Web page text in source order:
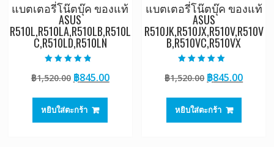
แบตเตอรี่โน๊ตบุ๊ค ของแท้
ASUS
R510L,R510LA,R510LB,R510L
C,R510LD,R510LN
4.50
ตั้งแต่ 1-5
฿1,520.00 Original
was:
฿1,520.00.
฿845.00Current
หยิบใส่ตะกร้า
แบตเตอรี่โน๊ตบุ๊ค ของแท้
ASUS
R510JK,R510JX,R510V,R510V
B,R510VC,R510VX
5.00
ตั้งแต่ 1-5
฿1,520.00 Original
was:
฿1,520.00.
฿845.00
หยิบใส่ตะกร้า